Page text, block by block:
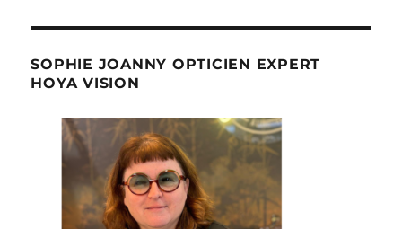
SOPHIE JOANNY OPTICIEN EXPERT
HOYA VISION